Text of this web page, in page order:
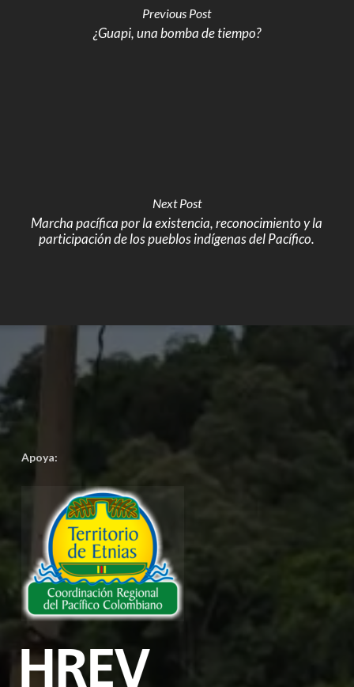
Previous Post
¿Guapi, una bomba de tiempo?
Next Post
Marcha pacífica por la existencia, reconocimiento y la
participación de los pueblos indígenas del Pacífico.
Apoya: